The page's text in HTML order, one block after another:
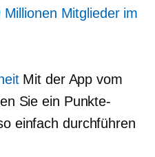
Millionen Mitglieder im
Mit der App vom
Sie ein Punkte-
einfach durchführen